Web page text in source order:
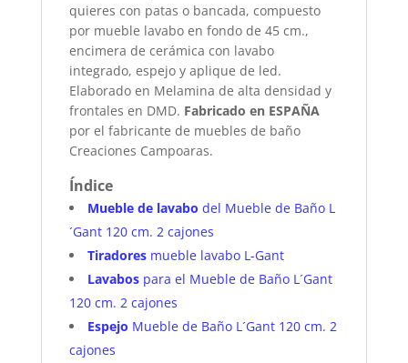
quieres con patas o bancada, compuesto
por mueble lavabo en fondo de 45 cm.,
encimera de cerámica con lavabo
integrado, espejo y aplique de led.
Elaborado en Melamina de alta densidad y
frontales en DMD. Fabricado en ESPAÑA
por el fabricante de muebles de baño
Creaciones Campoaras.
Índice
Mueble de lavabo del Mueble de Baño L
´Gant 120 cm. 2 cajones
Tiradoresmueble lavabo L-Gant
Lavabospara el Mueble de Baño L´Gant
120 cm. 2 cajones
Espejo Mueble de Baño L´Gant 120 cm. 2
cajones